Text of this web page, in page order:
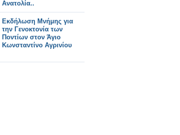
Ανατολία..
Εκδήλωση Μνήμης για
την Γενοκτονία των
Ποντίων στον Άγιο
Κωνσταντίνο Αγρινίου